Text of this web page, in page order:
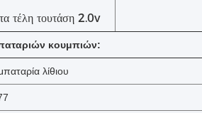
τέλη τουτάση 2.0v
κουμπιών:
λίθιου